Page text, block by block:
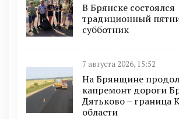
В Брянске состоялся
традиционный
субботник
7 августа 2026, 15:52
На Брянщине
капремонт дороги
Дятьково – граница
области